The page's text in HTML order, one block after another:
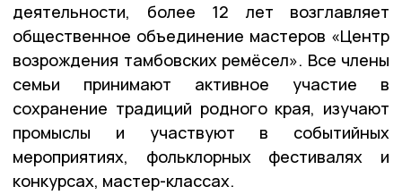
деятельности, более 12 лет возглавляет
общественное объединение мастеров «Центр
возрождения тамбовских ремёсел». Все члены
семьи принимают активное участие в
сохранение традиций родного края, изучают
промыслы и участвуют в событийных
мероприятиях, фольклорных фестивалях и
конкурсах, мастер-классах.